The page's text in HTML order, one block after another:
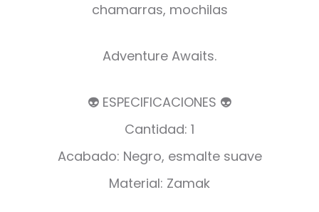
chamarras, mochilas
Adventure Awaits.
👽 ESPECIFICACIONES 👽
Cantidad: 1
Acabado: Negro, esmalte suave
Material: Zamak